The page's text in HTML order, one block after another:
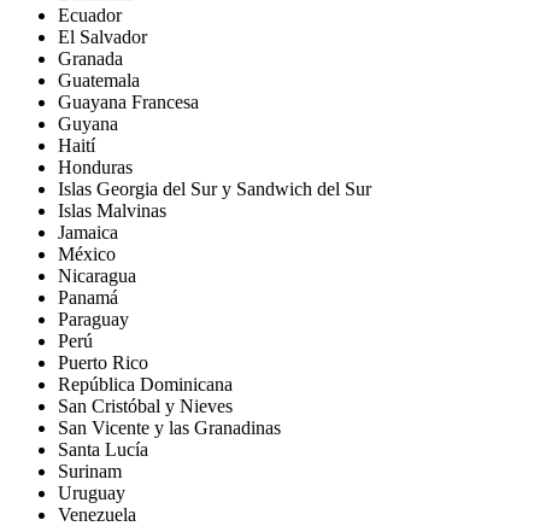
Ecuador
El Salvador
Granada
Guatemala
Guayana Francesa
Guyana
Haití
Honduras
Islas Georgia del Sur y Sandwich del Sur
Islas Malvinas
Jamaica
México
Nicaragua
Panamá
Paraguay
Perú
Puerto Rico
República Dominicana
San Cristóbal y Nieves
San Vicente y las Granadinas
Santa Lucía
Surinam
Uruguay
Venezuela